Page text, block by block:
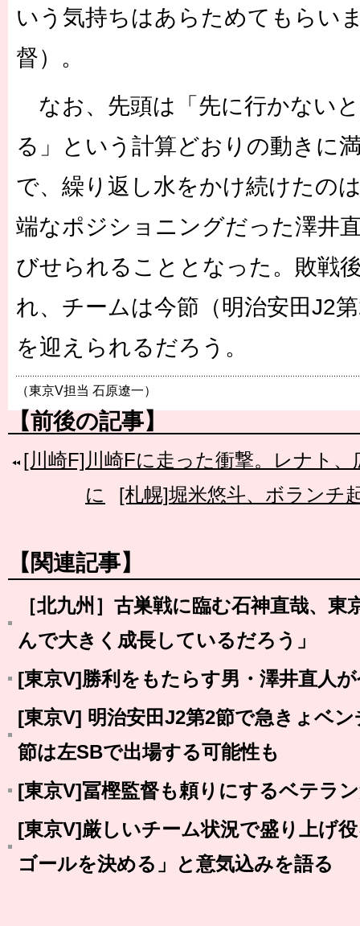
いう気持ちはあらためてもらい
督）。
なお、先頭は「先に行かない
る」という計算どおりの動きに
で、繰り返し水をかけ続けたの
端なポジショニングだった澤井
びせられることとなった。敗戦
れ、チームは今節（明治安田J2
を迎えられるだろう。
（東京V担当 石原遼一）
【前後の記事】
[川崎F]川崎Fに走った衝撃。レナト
に
[札幌]堀米悠斗、ボランチ
【関連記事】
［北九州］古巣戦に臨む石神直哉、
んで大きく成長しているだろう」
[東京V]勝利をもたらす男・澤井直人
[東京V] 明治安田J2第2節で急きょベ
節は左SBで出場する可能性も
[東京V]冨樫監督も頼りにするベテラ
[東京V]厳しいチーム状況で盛り上げ
ゴールを決める」と意気込みを語る